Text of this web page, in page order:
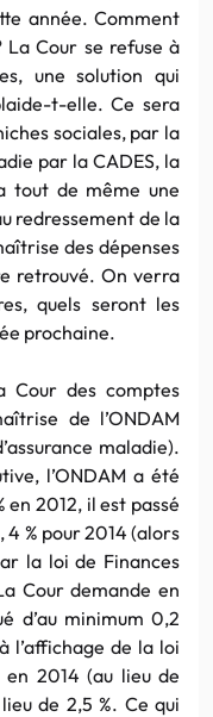
année. Comment
La Cour se refuse à
une solution qui
t-elle. Ce sera
sociales, par la
par la CADES, la
tout de même une
redressement de la
des dépenses
retrouvé. On verra
quels seront les
prochaine.
Cour des comptes
de l’ONDAM
maladie).
l’ONDAM a été
en 2012, il est passé
4 % pour 2014 (alors
la loi de Finances
Cour demande en
d’au minimum 0,2
l’affichage de la loi
en 2014 (au lieu de
de 2,5 %. Ce qui